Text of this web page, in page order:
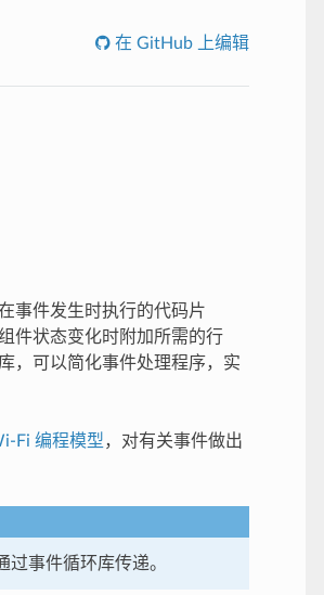
在 GitHub 上编辑
事件发生时执行的代码片
件状态变化时附加所需的行
，可以简化事件处理程序，实
Fi 编程模型，对有关事件做出
事件循环库传递。